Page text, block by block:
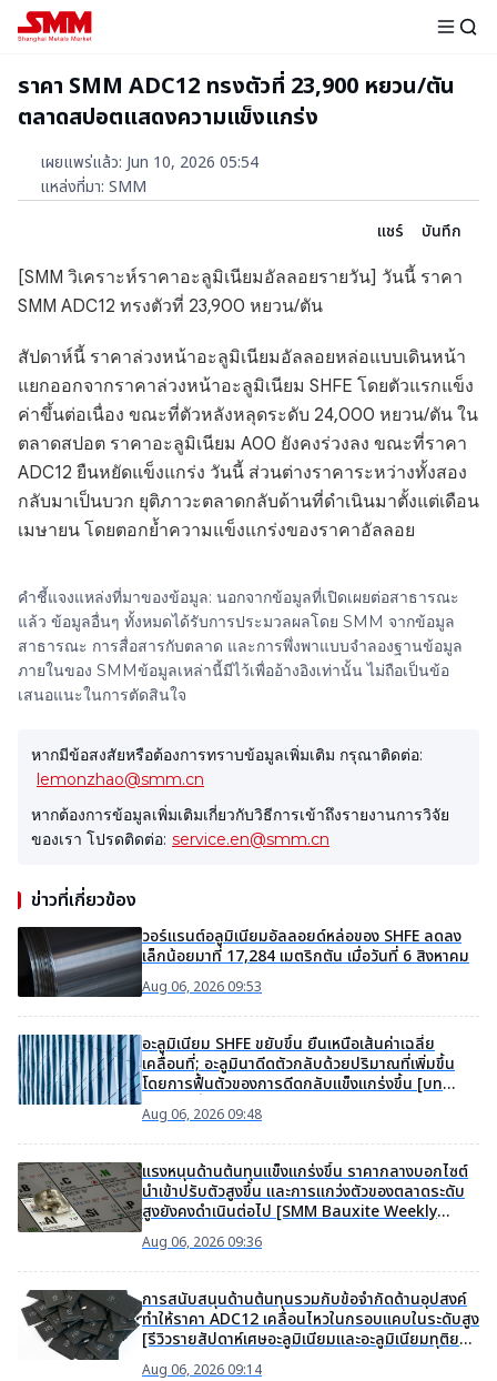
ราคา SMM ADC12 ทรงตัวที่ 23,900 หยวน/ตัน
ตลาดสปอตแสดงความแข็งแกร่ง
เผยแพร่แล้ว: Jun 10, 2026 05:54
แหล่งที่มา: SMM
แชร์
บันทึก
[SMM วิเคราะห์ราคาอะลูมิเนียมอัลลอยรายวัน] วันนี้ ราคา
SMM ADC12 ทรงตัวที่ 23,900 หยวน/ตัน
สัปดาห์นี้ ราคาล่วงหน้าอะลูมิเนียมอัลลอยหล่อแบบเดินหน้า
แยกออกจากราคาล่วงหน้าอะลูมิเนียม SHFE โดยตัวแรกแข็ง
ค่าขึ้นต่อเนื่อง ขณะที่ตัวหลังหลุดระดับ 24,000 หยวน/ตัน ใน
ตลาดสปอต ราคาอะลูมิเนียม A00 ยังคงร่วงลง ขณะที่ราคา
ADC12 ยืนหยัดแข็งแกร่ง วันนี้ ส่วนต่างราคาระหว่างทั้งสอง
กลับมาเป็นบวก ยุติภาวะตลาดกลับด้านที่ดำเนินมาตั้งแต่เดือน
เมษายน โดยตอกย้ำความแข็งแกร่งของราคาอัลลอย
คำชี้แจงแหล่งที่มาของข้อมูล: นอกจากข้อมูลที่เปิดเผยต่อสาธารณะ
แล้ว ข้อมูลอื่นๆ ทั้งหมดได้รับการประมวลผลโดย SMM จากข้อมูล
สาธารณะ การสื่อสารกับตลาด และการพึ่งพาแบบจำลองฐานข้อมูล
ภายในของ SMMข้อมูลเหล่านี้มีไว้เพื่ออ้างอิงเท่านั้น ไม่ถือเป็นข้อ
เสนอแนะในการตัดสินใจ
หากมีข้อสงสัยหรือต้องการทราบข้อมูลเพิ่มเติม กรุณาติดต่อ:
lemonzhao@smm.cn
หากต้องการข้อมูลเพิ่มเติมเกี่ยวกับวิธีการเข้าถึงรายงานการวิจัย
ของเรา โปรดติดต่อ: service.en@smm.cn
ข่าวที่เกี่ยวข้อง
วอร์แรนต์อลูมิเนียมอัลลอยด์หล่อของ SHFE ลดลง
เล็กน้อยมาที่ 17,284 เมตริกตัน เมื่อวันที่ 6 สิงหาคม
Aug 06, 2026 09:53
อะลูมิเนียม SHFE ขยับขึ้น ยืนเหนือเส้นค่าเฉลี่ย
เคลื่อนที่; อะลูมินาดีดตัวกลับด้วยปริมาณที่เพิ่มขึ้น
โดยการฟื้นตัวของการดีดกลับแข็งแกร่งขึ้น [บท
วิเคราะห์สั้น SMM SHFE อะลูมิเนียม]
Aug 06, 2026 09:48
แรงหนุนด้านต้นทุนแข็งแกร่งขึ้น ราคากลางบอกไซต์
นำเข้าปรับตัวสูงขึ้น และการแกว่งตัวของตลาดระดับ
สูงยังคงดำเนินต่อไป [SMM Bauxite Weekly
Review]
Aug 06, 2026 09:36
การสนับสนุนด้านต้นทุนรวมกับข้อจำกัดด้านอุปสงค์
ทำให้ราคา ADC12 เคลื่อนไหวในกรอบแคบในระดับสูง
[รีวิวรายสัปดาห์เศษอะลูมิเนียมและอะลูมิเนียมทุติย
ภูมิ]
Aug 06, 2026 09:14